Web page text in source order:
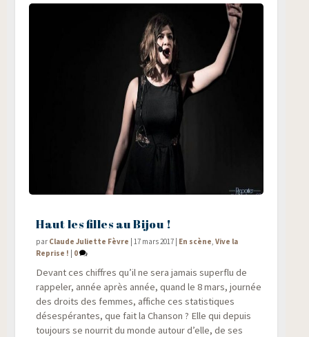
Haut les filles au Bijou !
par Claude Juliette Fèvre |17 mars 2017 En scène,Vive la
Reprise !
0
Devant ces chiffres qu’il ne sera jamais super­flu de
rap­pe­ler, année après année, quand le 8 mars, jour­née
des droits des femmes, affiche ces sta­tis­tiques
déses­pé­rantes, que fait la Chan­son ? Elle qui depuis
tou­jours se nour­rit du monde autour d’elle, de ses